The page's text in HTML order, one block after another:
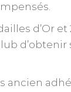
d’Or
ancien